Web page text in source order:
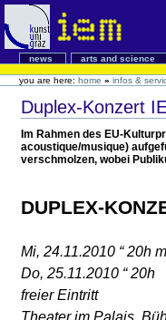
news arts and science
you are here: home » infos &
Duplex-Konzert
Im Rahmen des EU-
acoustique/musique)
verschmolzen, wobei
DUPLEX-
Mi, 24.11.2010 “ 20h
Do, 25.11.2010 “ 20h
freier Eintritt